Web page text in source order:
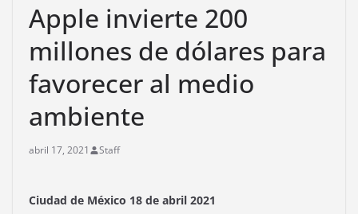
Apple invierte 200
millones de dólares para
favorecer al medio
ambiente
abril 17, 2021 Staff
Ciudad de México 18 de abril 2021